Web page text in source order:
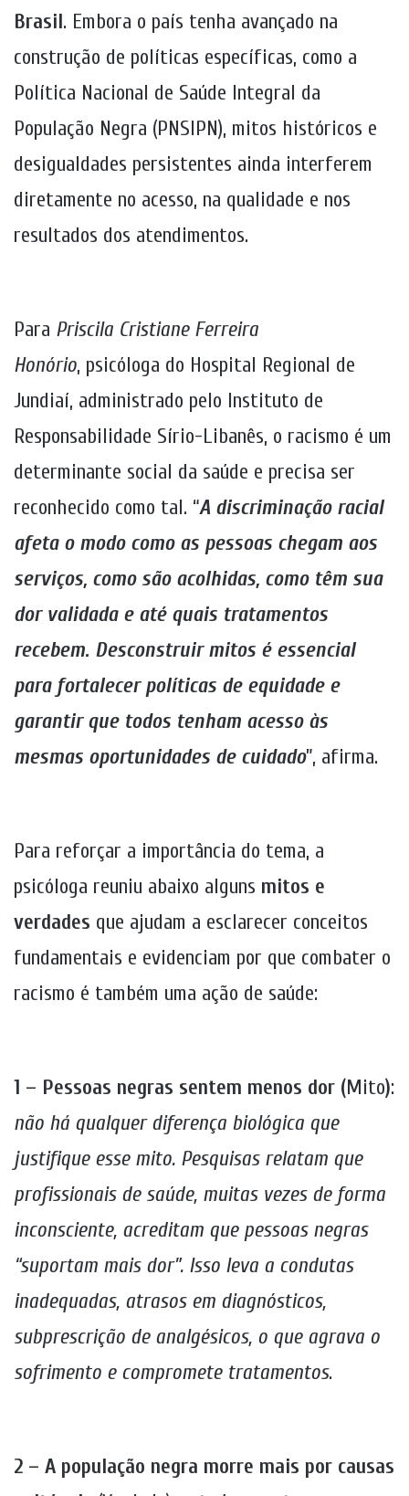
Brasil. Embora o país tenha avançado na
construção de políticas específicas, como a
Política Nacional de Saúde Integral da
População Negra (PNSIPN), mitos históricos e
desigualdades persistentes ainda interferem
diretamente no acesso, na qualidade e nos
resultados dos atendimentos.
Para Priscila Cristiane Ferreira
Honório, psicóloga do Hospital Regional de
Jundiaí, administrado pelo Instituto de
Responsabilidade Sírio-Libanês, o racismo é um
determinante social da saúde e precisa ser
reconhecido como tal. “A discriminação racial
afeta o modo como as pessoas chegam aos
serviços, como são acolhidas, como têm sua
dor validada e até quais tratamentos
recebem. Desconstruir mitos é essencial
para fortalecer políticas de equidade e
garantir que todos tenham acesso às
mesmas oportunidades de cuidado”, afirma.
Para reforçar a importância do tema, a
psicóloga reuniu abaixo alguns mitos e
verdades que ajudam a esclarecer conceitos
fundamentais e evidenciam por que combater o
racismo é também uma ação de saúde:
1 – Pessoas negras sentem menos dor (Mito):
não há qualquer diferença biológica que
justifique esse mito. Pesquisas relatam que
profissionais de saúde, muitas vezes de forma
inconsciente, acreditam que pessoas negras
“suportam mais dor”. Isso leva a condutas
inadequadas, atrasos em diagnósticos,
subprescrição de analgésicos, o que agrava o
sofrimento e compromete tratamentos.
2 – A população negra morre mais por causas